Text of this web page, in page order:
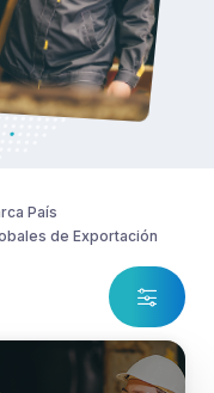
País
de Exportación